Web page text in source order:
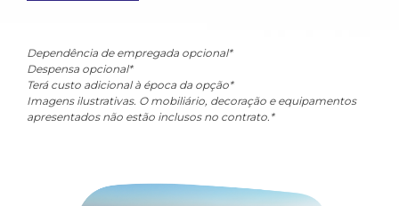
Dependência de empregada opcional*
Despensa opcional*
Terá custo adicional à época da opção*
Imagens ilustrativas. O mobiliário, decoração e equipamentos
apresentados não estão inclusos no contrato.*